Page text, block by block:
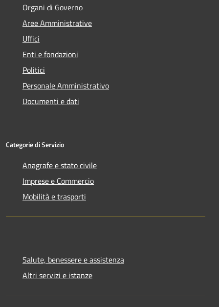
Organi di Governo
Aree Amministrative
Uffici
Enti e fondazioni
Politici
Personale Amministrativo
Documenti e dati
Categorie di Servizio
Anagrafe e stato civile
Imprese e Commercio
Mobilità e trasporti
Salute, benessere e assistenza
Altri servizi e istanze